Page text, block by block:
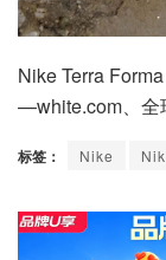
Nike Terra
—white.com、全
标签： Nike